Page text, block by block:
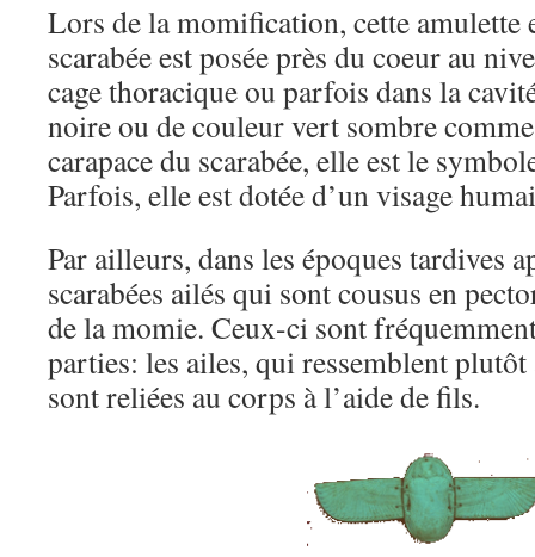
Lors de la momification, cette amulette
scarabée est posée près du coeur au
cage thoracique ou parfois dans la
noire ou de couleur vert sombre
carapace du scarabée, elle est le
Parfois, elle est dotée d’un visage
Par ailleurs, dans les époques tardives
scarabées ailés qui sont cousus en
de la momie. Ceux-ci sont
parties: les ailes, qui ressemblent plutôt
sont reliées au corps à l’aide de fils.